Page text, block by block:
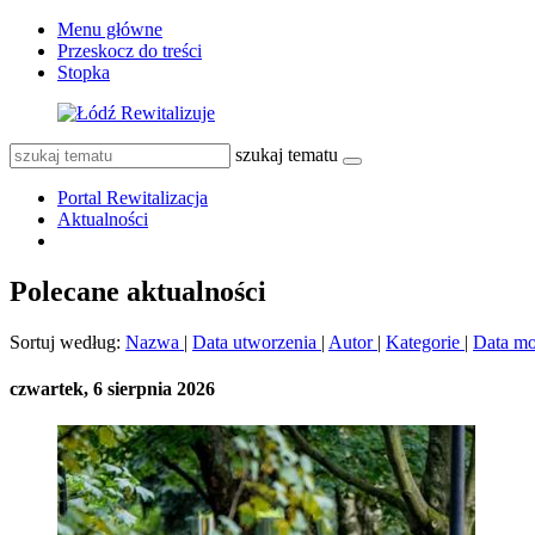
Menu główne
Przeskocz do treści
Stopka
szukaj tematu
Portal Rewitalizacja
Aktualności
Polecane aktualności
Sortuj według: Nazwa | Data utworzenia | Autor | Kategorie | Data
czwartek, 6 sierpnia 2026